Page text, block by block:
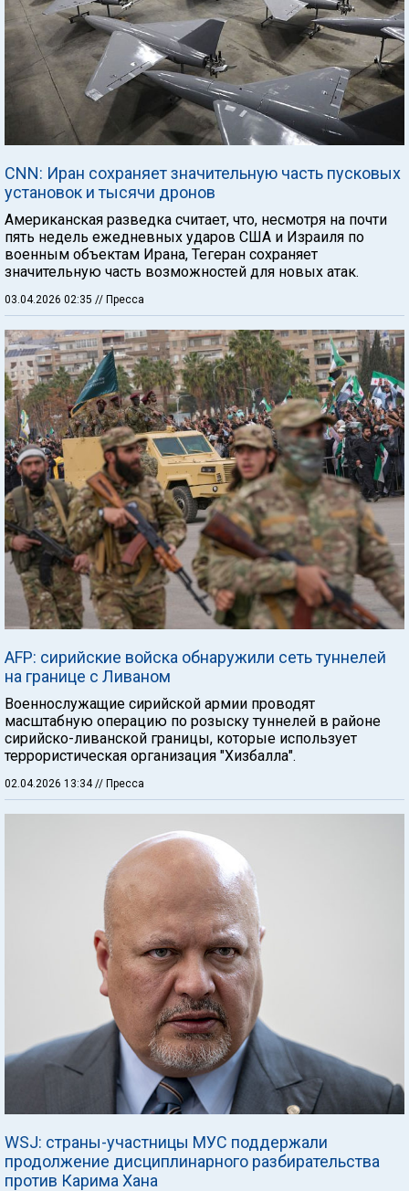
CNN: Иран сохраняет значительную часть пусковых
установок и тысячи дронов
Американская разведка считает, что, несмотря на почти
пять недель ежедневных ударов США и Израиля по
военным объектам Ирана, Тегеран сохраняет
значительную часть возможностей для новых атак.
03.04.2026 02:35 // Пресса
AFP: сирийские войска обнаружили сеть туннелей
на границе с Ливаном
Военнослужащие сирийской армии проводят
масштабную операцию по розыску туннелей в районе
сирийско-ливанской границы, которые использует
террористическая организация "Хизбалла".
02.04.2026 13:34// Пресса
WSJ: страны-участницы МУС поддержали
продолжение дисциплинарного разбирательства
против Карима Хана